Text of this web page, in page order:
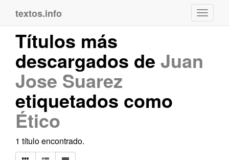
textos.info
Títulos más
descargados de Juan
Jose Suarez
etiquetados como
Ético
1 título encontrado.